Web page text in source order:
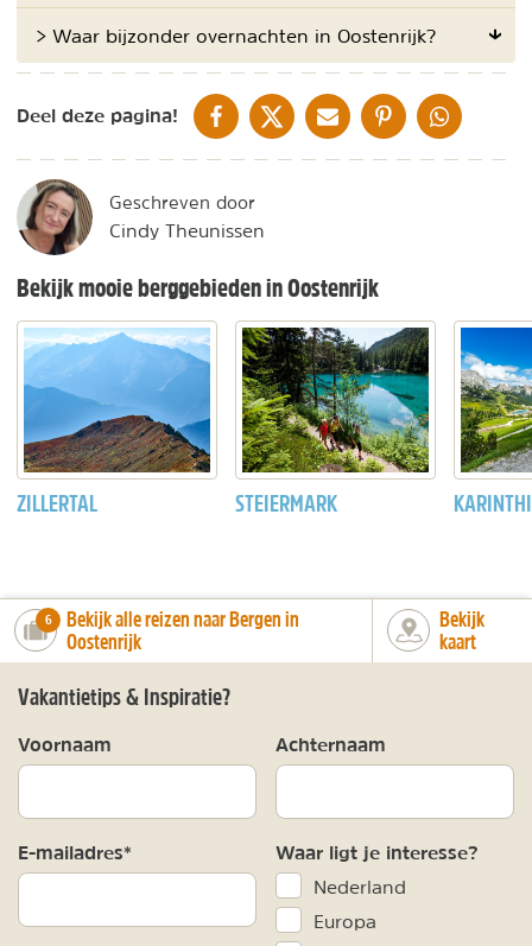
> Waar bijzonder overnachten in Oostenrijk?
Deel deze pagina! DELEN OP FACEBOOK
DELEN OP XDELEN VIA DE MAIL
DELEN OP PINTEREST
DELEN OP
Geschreven door
Cindy Theunissen
Bekijk mooie berggebieden in Oostenrijk
ZILLERTAL STEIERMARK
number_of_trips:
6
Bekijk alle reizen naar Bergen in
Oostenrijk
Bekijk
kaart
Vakantietips & Inspiratie?
Voornaam Achternaam
E-mailadres* Waar ligt je interesse?
Nederland
Europa